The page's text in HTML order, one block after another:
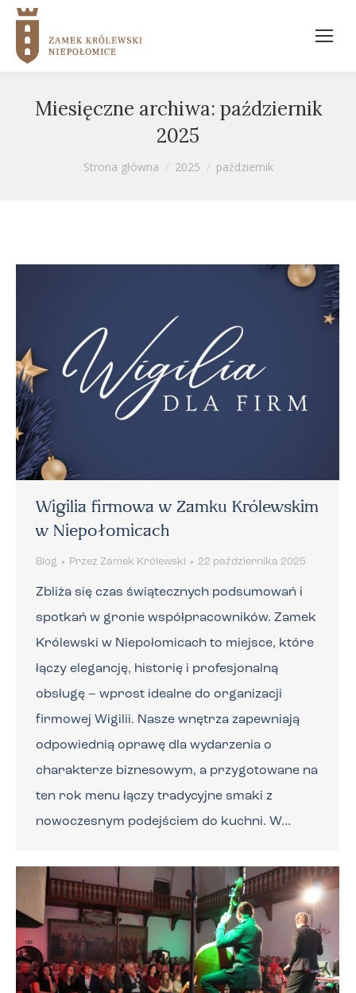
Miesięczne archiwa: październik
2025
Jesteś tutaj:
Strona główna 2025 październik
Wigilia firmowa w Zamku Królewskim
w Niepołomicach
Blog Przez Zamek Królewski 22 października 2025
Zbliża się czas świątecznych podsumowań i
spotkań w gronie współpracowników. Zamek
Królewski w Niepołomicach to miejsce, które
łączy elegancję, historię i profesjonalną
obsługę – wprost idealne do organizacji
firmowej Wigilii. Nasze wnętrza zapewniają
odpowiednią oprawę dla wydarzenia o
charakterze biznesowym, a przygotowane na
ten rok menu łączy tradycyjne smaki z
nowoczesnym podejściem do kuchni. W…